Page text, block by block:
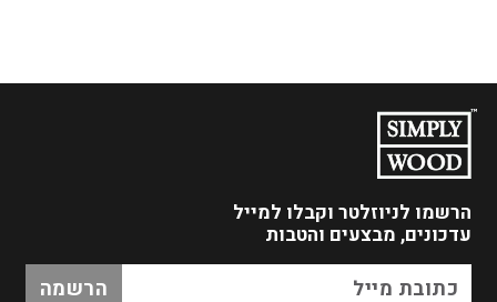
הרשמו לניוזלטר וקבלו למייל
עדכונים, מבצעים והטבות